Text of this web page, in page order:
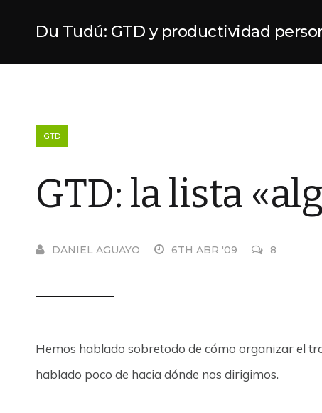
Du Tudú: GTD y productividad
GTD
GTD: la lista
DANIEL AGUAYO 6TH ABR '09 8
Hemos hablado sobretodo de cómo organizar el
hablado poco de hacia dónde nos dirigimos.